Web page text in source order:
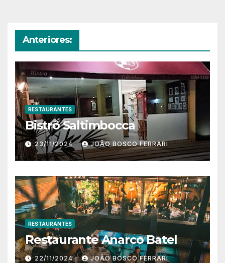
Anteriores:
RESTAURANTES
Bistrô Saltimbocca
23/11/2024 JOÃO BOSCO FERRARI
RESTAURANTES
Restaurante Anarco Batel
22/11/2024 JOÃO BOSCO FERRARI